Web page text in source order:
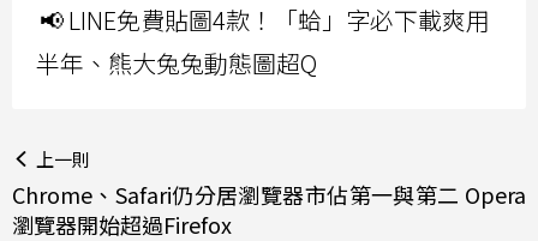
📢 LINE免費貼圖4款！「蛤」字必下載爽用
半年、熊大兔兔動態圖超Q
上一則
Chrome、Safari仍分居瀏覽器市佔第一與第二 Opera
瀏覽器開始超過Firefox